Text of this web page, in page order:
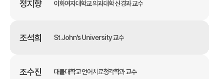
정지향 이화여자대학교 의과대학 신경과 교수
조석희 St.John’s University 교수
조수진 대불대학교 언어치료청각학과 교수